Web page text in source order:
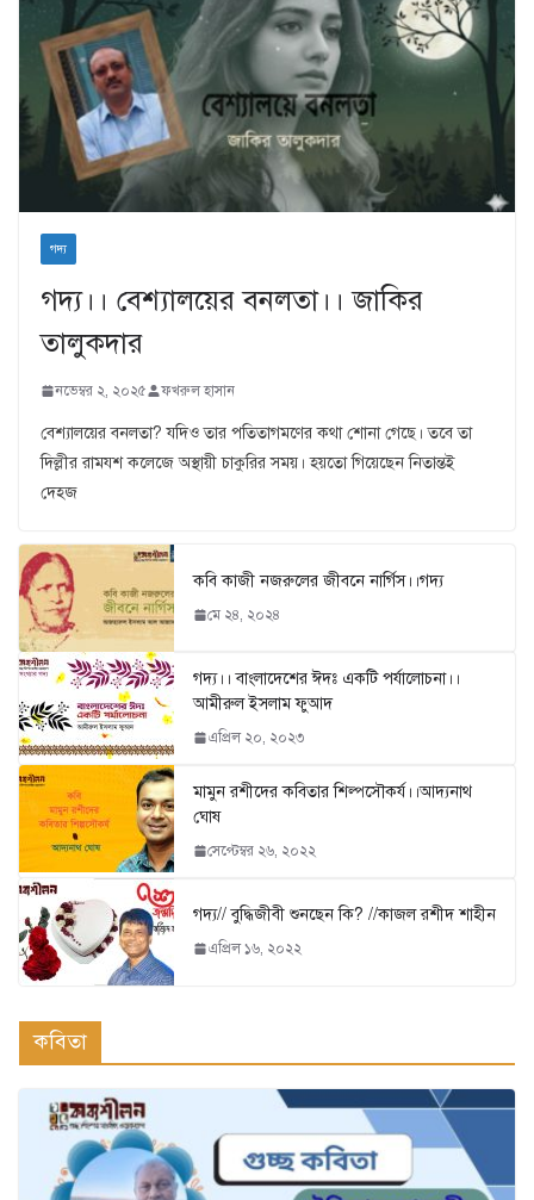
গদ্য
গদ্য।। বেশ্যালয়ের বনলতা।। জাকির
তালুকদার
নভেম্বর ২, ২০২৫ ফখরুল হাসান
বেশ্যালয়ের বনলতা? যদিও তার পতিতাগমণের কথা শোনা গেছে। তবে তা
দিল্লীর রামযশ কলেজে অস্থায়ী চাকুরির সময়। হয়তো গিয়েছেন নিতান্তই
দেহজ
কবি কাজী নজরুলের জীবনে নার্গিস।।গদ্য
মে ২৪, ২০২৪
গদ্য।। বাংলাদেশের ঈদঃ একটি পর্যালোচনা।।
আমীরুল ইসলাম ফুআদ
এপ্রিল ২০, ২০২৩
মামুন রশীদের কবিতার শিল্পসৌকর্য।।আদ্যনাথ
ঘোষ
সেপ্টেম্বর ২৬, ২০২২
গদ্য// বুদ্ধিজীবী শুনছেন কি? //কাজল রশীদ শাহীন
এপ্রিল ১৬, ২০২২
কবিতা